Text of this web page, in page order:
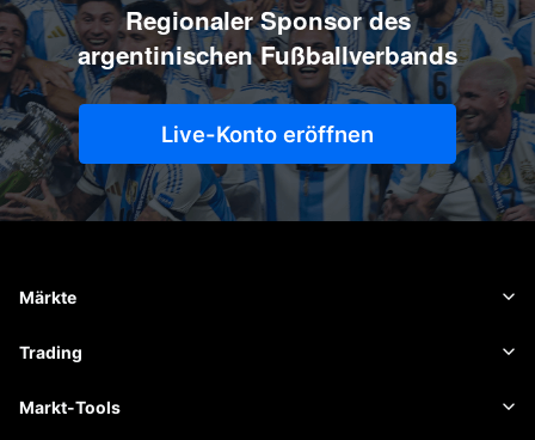
Regionaler Sponsor des
argentinischen Fußballverbands
Live-Konto eröffnen
Märkte
Forex
Rohstoffe
Trading
Handelsplattform
Markt-Tools